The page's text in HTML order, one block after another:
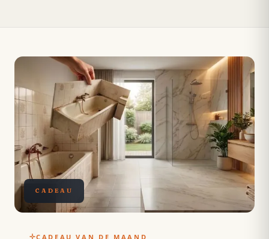
CADEAU
CADEAU VAN DE MAAND